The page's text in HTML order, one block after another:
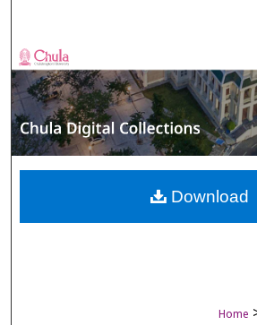
Browse
My Account
About
Digital Commons
Home
Download